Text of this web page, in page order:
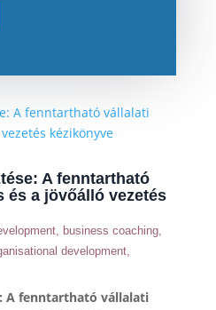
A fenntartható
és a jövőálló vezetés
, business coaching,
development,
A fenntartható vállalati